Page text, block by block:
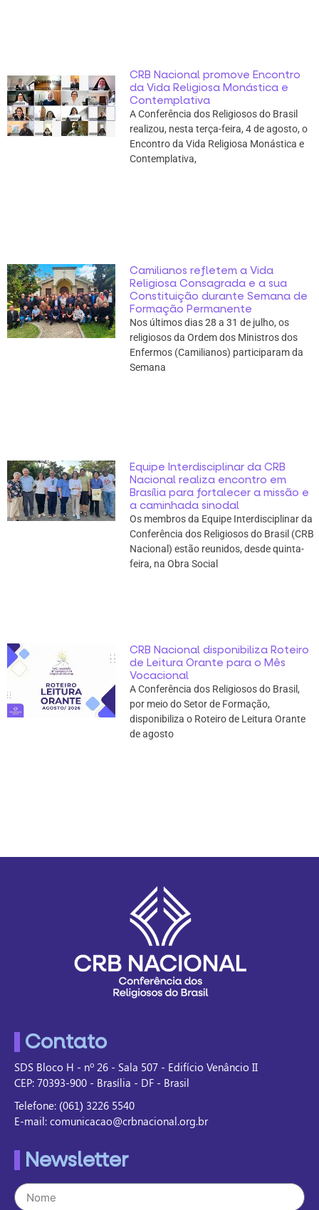
CRB Nacional promove Encontro
da Vida Religiosa Monástica e
Contemplativa
A Conferência dos Religiosos do Brasil
realizou, nesta terça-feira, 4 de agosto, o
Encontro da Vida Religiosa Monástica e
Contemplativa,
Camilianos refletem a Vida
Religiosa Consagrada e a sua
Constituição durante Semana de
Formação Permanente
Nos últimos dias 28 a 31 de julho, os
religiosos da Ordem dos Ministros dos
Enfermos (Camilianos) participaram da
Semana
Equipe Interdisciplinar da CRB
Nacional realiza encontro em
Brasília para fortalecer a missão e
a caminhada sinodal
Os membros da Equipe Interdisciplinar da
Conferência dos Religiosos do Brasil (CRB
Nacional) estão reunidos, desde quinta-
feira, na Obra Social
CRB Nacional disponibiliza Roteiro
de Leitura Orante para o Mês
Vocacional
A Conferência dos Religiosos do Brasil,
por meio do Setor de Formação,
disponibiliza o Roteiro de Leitura Orante
de agosto
Contato
SDS Bloco H - nº 26 - Sala 507 - Edifício Venâncio II
CEP: 70393-900 - Brasília - DF - Brasil
Telefone: (061) 3226 5540
E-mail: comunicacao@crbnacional.org.br
Newsletter